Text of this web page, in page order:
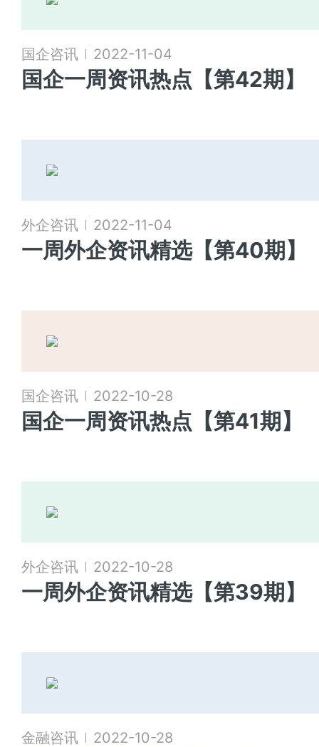
国企咨讯 2022-11-04
国企一周资讯热点【第42期】
外企咨讯 2022-11-04
一周外企资讯精选【第40期】
国企咨讯 2022-10-28
国企一周资讯热点【第41期】
外企咨讯 2022-10-28
一周外企资讯精选【第39期】
金融咨讯 2022-10-28